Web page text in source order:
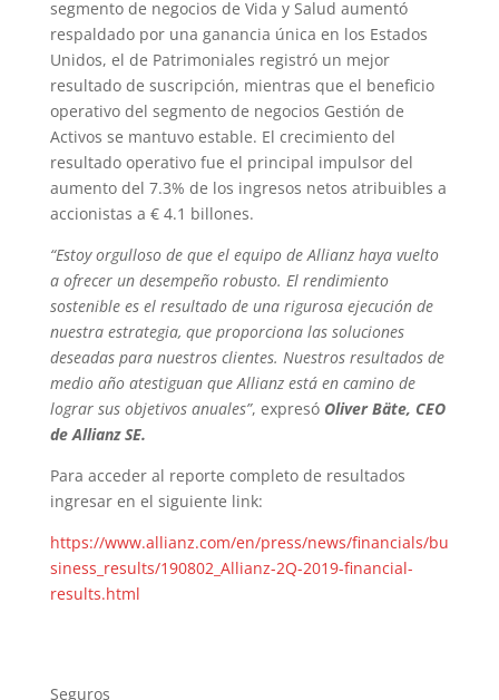
segmento de negocios de Vida y Salud aumentó
respaldado por una ganancia única en los Estados
Unidos, el de Patrimoniales registró un mejor
resultado de suscripción, mientras que el beneficio
operativo del segmento de negocios Gestión de
Activos se mantuvo estable. El crecimiento del
resultado operativo fue el principal impulsor del
aumento del 7.3% de los ingresos netos atribuibles a
accionistas a € 4.1 billones.
“Estoy orgulloso de que el equipo de Allianz haya vuelto
a ofrecer un desempeño robusto. El rendimiento
sostenible es el resultado de una rigurosa ejecución de
nuestra estrategia, que proporciona las soluciones
deseadas para nuestros clientes. Nuestros resultados de
medio año atestiguan que Allianz está en camino de
lograr sus objetivos anuales”, expresó Oliver Bäte, CEO
de Allianz SE.
Para acceder al reporte completo de resultados
ingresar en el siguiente link:
https://www.allianz.com/en/press/news/financials/bu
siness_results/190802_Allianz-2Q-2019-financial-
results.html
Seguros